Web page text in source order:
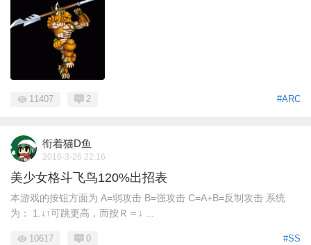
#ARC
11407 2
衔着猫D鱼
2016-3-26 22:16
美少女格斗飞鸟120%出招表
本游戏的按钮方面为 A=弱攻击 B=强攻击 C=A+B=反制攻击 系统
为： 1.↓↑可跳更高，而按Ｒ＝↓ ...
#SS
10617 0